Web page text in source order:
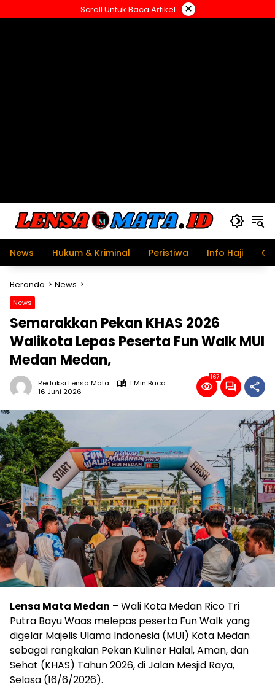
ke
Scroll Untuk Baca Artikel ×
News Hukum & Kriminal Peristiwa Info Haji
Beranda News
News
Semarakkan Pekan KHAS 2026
Walikota Lepas Peserta Fun Walk MUI
Medan Medan,
Redaksi Lensa Mata
1 Min Baca
16 Juni 2026
167
Lensa Mata Medan – Wali Kota Medan Rico Tri
Putra Bayu Waas melepas peserta Fun Walk yang
digelar Majelis Ulama Indonesia (MUI) Kota Medan
sebagai rangkaian Pekan Kuliner Halal, Aman, dan
Sehat (KHAS) Tahun 2026, di Jalan Mesjid Raya,
Selasa (16/6/2026).